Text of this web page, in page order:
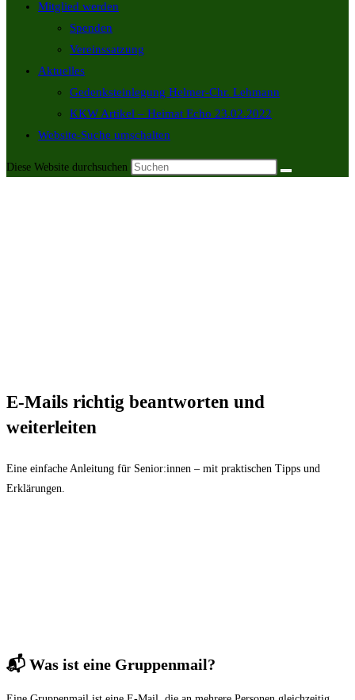
Mitglied werden
Spenden
Vereinssatzung
Aktuelles
Gedenksteinlegung Helmer-Chr. Lehmann
KKW Artikel – Heimat Echo 23.02.2022
Website-Suche umschalten
Diese Website durchsuchen
E-Mails richtig beantworten und
weiterleiten
Eine einfache Anleitung für Senior:innen – mit praktischen Tipps und
Erklärungen.
📬 Was ist eine Gruppenmail?
Marketing
interests and
behavior as
you visit our
increase the
chance of
seeing
content and
offers.